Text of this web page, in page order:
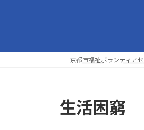
京都市福祉ボランティア
生活困窮